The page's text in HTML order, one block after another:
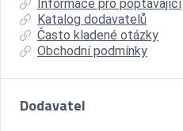
Informace pro poptávající
Katalog dodavatelů
Často kladené otázky
Obchodní podmínky
Dodavatel